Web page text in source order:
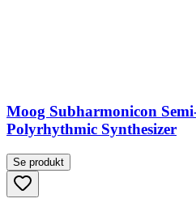
Moog Subharmonicon
Polyrhythmic Synthesizer
Se produkt